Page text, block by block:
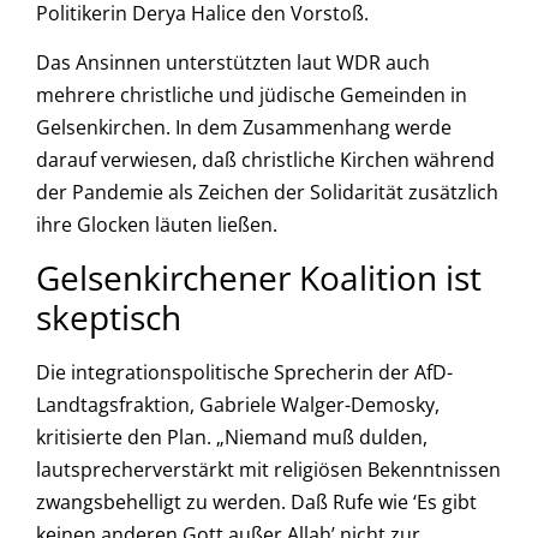
Politikerin Derya Halice den Vorstoß.
Das Ansinnen unterstützten laut WDR auch
mehrere christliche und jüdische Gemeinden in
Gelsenkirchen. In dem Zusammenhang werde
darauf verwiesen, daß christliche Kirchen während
der Pandemie als Zeichen der Solidarität zusätzlich
ihre Glocken läuten ließen.
Gelsenkirchener Koalition ist
skeptisch
Die integrationspolitische Sprecherin der AfD-
Landtagsfraktion, Gabriele Walger-Demosky,
kritisierte den Plan. „Niemand muß dulden,
lautsprecherverstärkt mit religiösen Bekenntnissen
zwangsbehelligt zu werden. Daß Rufe wie ‘Es gibt